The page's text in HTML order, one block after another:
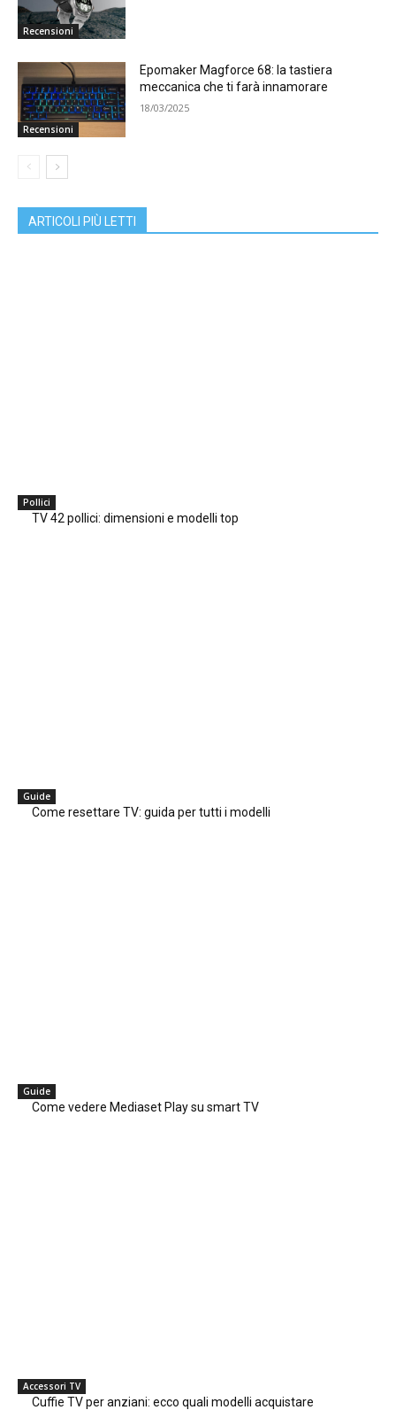
Recensioni
Recensioni
Epomaker Magforce 68: la tastiera
meccanica che ti farà innamorare
18/03/2025
ARTICOLI PIÙ LETTI
Pollici
TV 42 pollici: dimensioni e modelli top
Guide
Come resettare TV: guida per tutti i modelli
Guide
Come vedere Mediaset Play su smart TV
Accessori TV
Cuffie TV per anziani: ecco quali modelli acquistare